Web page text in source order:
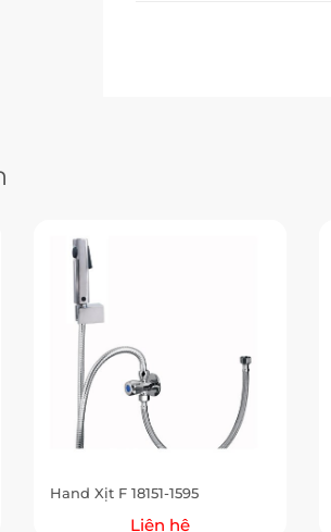
Hand Xịt F 18151-1595
Liên hệ